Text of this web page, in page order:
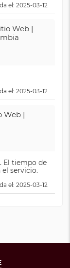
el: 2025-03-12
Web |
el: 2025-03-12
Web |
El tiempo de
servicio.
el: 2025-03-12